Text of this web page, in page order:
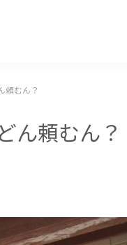
頼むん？
ん頼むん？